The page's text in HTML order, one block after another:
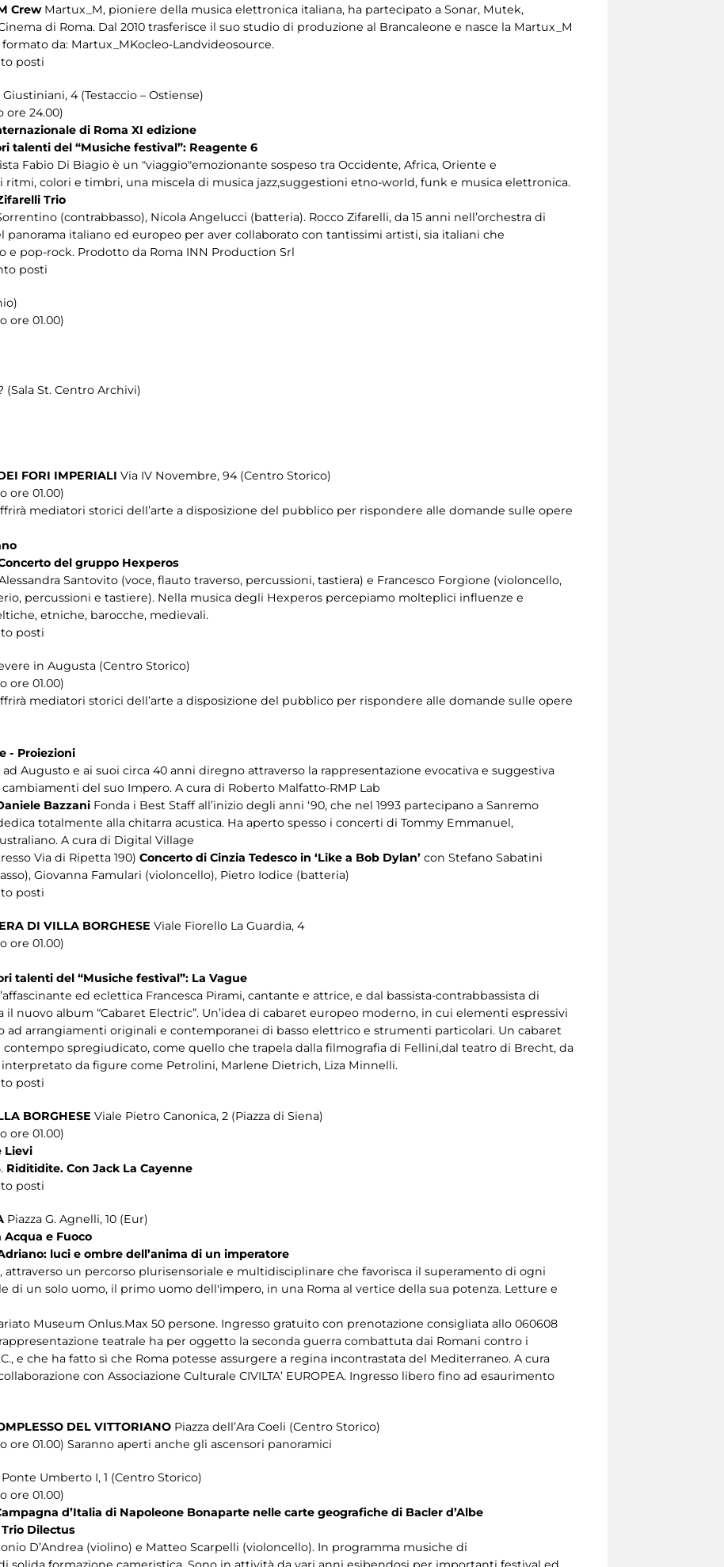
Crew Martux_M, pioniere della musica elettronica italiana, ha partecipato a Sonar, Mutek,
di Roma. Dal 2010 trasferisce il suo studio di produzione al Brancaleone e nasce la Martux_M
da: Martux_MKocleo-Landvideosource.
posti
Giustiniani, 4 (Testaccio – Ostiense)
ore 24.00)
di Roma XI edizione
talenti del “Musiche festival”: Reagente 6
Fabio Di Biagio è un "viaggio"emozionante sospeso tra Occidente, Africa, Oriente e
ritmi, colori e timbri, una miscela di musica jazz,suggestioni etno-world, funk e musica elettronica.
Trio
(contrabbasso), Nicola Angelucci (batteria). Rocco Zifarelli, da 15 anni nell’orchestra di
panorama italiano ed europeo per aver collaborato con tantissimi artisti, sia italiani che
e pop-rock. Prodotto da Roma INN Production Srl
posti
ore 01.00)
St. Centro Archivi)
FORI IMPERIALI Via IV Novembre, 94 (Centro Storico)
ore 01.00)
mediatori storici dell’arte a disposizione del pubblico per rispondere alle domande sulle opere
del gruppo Hexperos
Santovito (voce, flauto traverso, percussioni, tastiera) e Francesco Forgione (violoncello,
percussioni e tastiere). Nella musica degli Hexperos percepiamo molteplici influenze e
etniche, barocche, medievali.
posti
in Augusta (Centro Storico)
ore 01.00)
mediatori storici dell’arte a disposizione del pubblico per rispondere alle domande sulle opere
- Proiezioni
Augusto e ai suoi circa 40 anni diregno attraverso la rappresentazione evocativa e suggestiva
del suo Impero. A cura di Roberto Malfatto-RMP Lab
Bazzani Fonda i Best Staff all’inizio degli anni ‘90, che nel 1993 partecipano a Sanremo
totalmente alla chitarra acustica. Ha aperto spesso i concerti di Tommy Emmanuel,
A cura di Digital Village
Via di Ripetta 190) Concerto di Cinzia Tedesco in ‘Like a Bob Dylan’ con Stefano Sabatini
Giovanna Famulari (violoncello), Pietro Iodice (batteria)
posti
DI VILLA BORGHESE Viale Fiorello La Guardia, 4
ore 01.00)
talenti del “Musiche festival”: La Vague
ed eclettica Francesca Pirami, cantante e attrice, e dal bassista-contrabbassista di
il nuovo album “Cabaret Electric”. Un’idea di cabaret europeo moderno, in cui elementi espressivi
ad arrangiamenti originali e contemporanei di basso elettrico e strumenti particolari. Un cabaret
contempo spregiudicato, come quello che trapela dalla filmografia di Fellini,dal teatro di Brecht, da
da figure come Petrolini, Marlene Dietrich, Liza Minnelli.
posti
BORGHESE Viale Pietro Canonica, 2 (Piazza di Siena)
ore 01.00)
Lievi
Riditidite. Con Jack La Cayenne
posti
Piazza G. Agnelli, 10 (Eur)
Acqua e Fuoco
luci e ombre dell’anima di un imperatore
attraverso un percorso plurisensoriale e multidisciplinare che favorisca il superamento di ogni
di un solo uomo, il primo uomo dell'impero, in una Roma al vertice della sua potenza. Letture e
Museum Onlus.Max 50 persone. Ingresso gratuito con prenotazione consigliata allo 060608
teatrale ha per oggetto la seconda guerra combattuta dai Romani contro i
e che ha fatto sì che Roma potesse assurgere a regina incontrastata del Mediterraneo. A cura
con Associazione Culturale CIVILTA’ EUROPEA. Ingresso libero fino ad esaurimento
DEL VITTORIANO Piazza dell’Ara Coeli (Centro Storico)
ore 01.00) Saranno aperti anche gli ascensori panoramici
Ponte Umberto I, 1 (Centro Storico)
ore 01.00)
d’Italia di Napoleone Bonaparte nelle carte geografiche di Bacler d’Albe
Trio Dilectus
D’Andrea (violino) e Matteo Scarpelli (violoncello). In programma musiche di